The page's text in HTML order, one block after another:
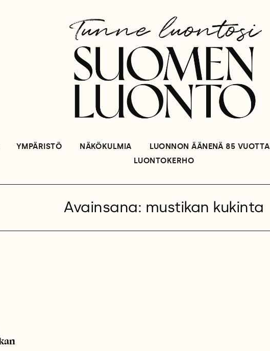
YMPÄRISTÖ NÄKÖKULMIA LUONNON ÄÄNENÄ 85 VUOTTA
LUONTOKERHO
Avainsana: mustikan kukinta